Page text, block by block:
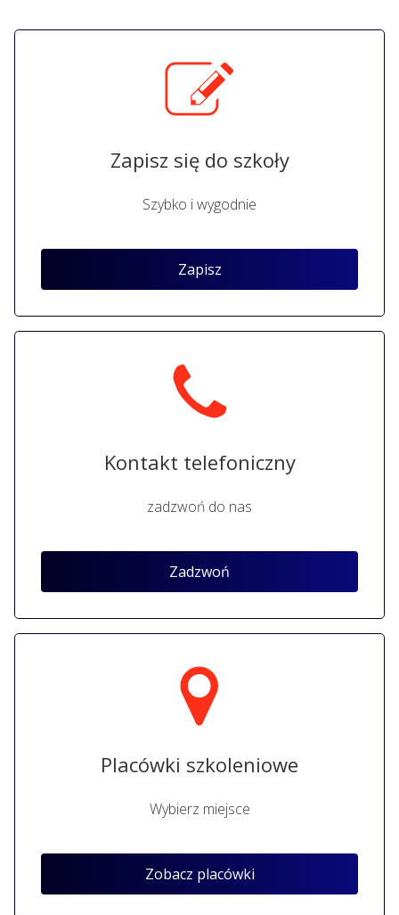
Zapisz się do szkoły
Szybko i wygodnie
Zapisz
Kontakt telefoniczny
zadzwoń do nas
Zadzwoń
Placówki szkoleniowe
Wybierz miejsce
Zobacz placówki